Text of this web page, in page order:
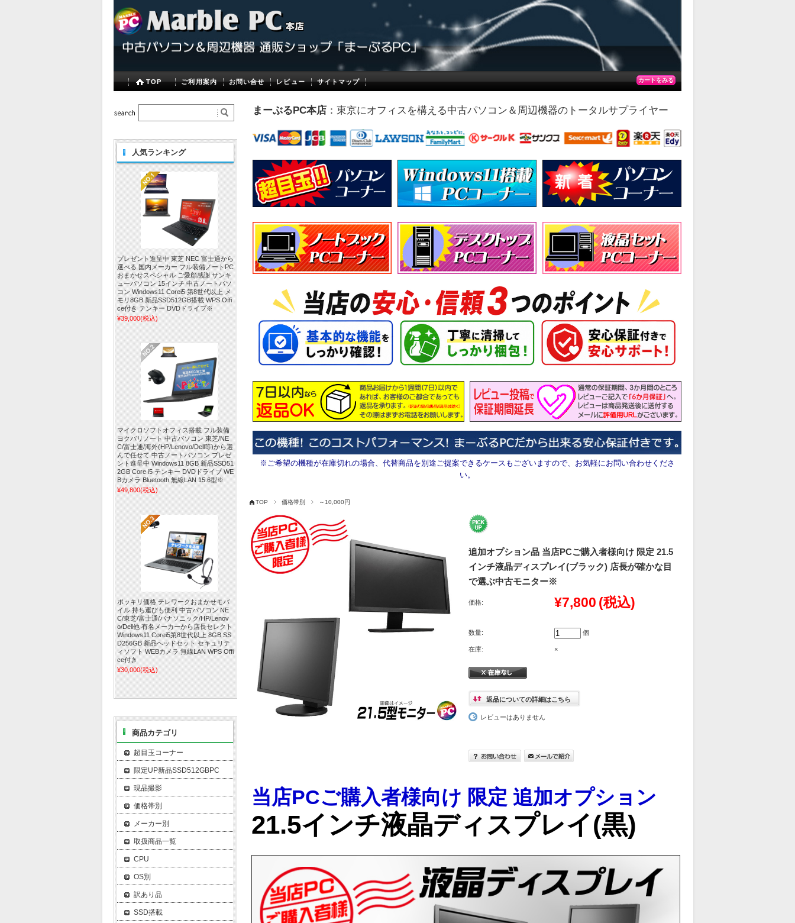
カートをみる
TOP ご利用案内 お問い合せ レビュー サイトマップ
まーぶるPC本店 ：東京にオフィスを構える中古パソコン＆周辺機器のトータルサプライヤー
※ご希望の機種が在庫切れの場合、代替商品を別途ご提案できるケースもございますので、お気軽にお問い合わせくださ
い。
TOP 価格帯別 ～10,000円
追加オプション品 当店PCご購入者様向け 限定 21.5
インチ液晶ディスプレイ(ブラック) 店長が確かな目
で選ぶ中古モニター※
価格: ¥7,800 (税込)
数量: 個
在庫: ×
返品についての詳細はこちら
レビューはありません
当店PCご購入者様向け 限定 追加オプション
21.5インチ液晶ディスプレイ(黒)
人気ランキング
プレゼント進呈中 東芝 NEC 富士通から
選べる 国内メーカー フル装備ノートPC
おまかせスペシャル ご愛顧感謝 サンキ
ューパソコン 15インチ 中古ノートパソ
コン Windows11 Corei5 第8世代以上 メ
モリ8GB 新品SSD512GB搭載 WPS Offi
ce付き テンキー DVDドライブ※
¥39,000(税込)
マイクロソフトオフィス搭載 フル装備
ヨクバリノート 中古パソコン 東芝/NE
C/富士通/海外(HP/Lenovo/Dell等)から選
んで任せて 中古ノートパソコン プレゼ
ント進呈中 Windows11 8GB 新品SSD51
2GB Core i5 テンキー DVDドライブ WE
Bカメラ Bluetooth 無線LAN 15.6型※
¥49,800(税込)
ポッキリ価格 テレワークおまかせモバ
イル 持ち運びも便利 中古パソコン NE
C/東芝/富士通/パナソニック/HP/Lenov
o/Dell他 有名メーカーから店長セレクト
Windows11 Corei5第8世代以上 8GB SS
D256GB 新品ヘッドセット セキュリテ
ィソフト WEBカメラ 無線LAN WPS Offi
ce付き
¥30,000(税込)
商品カテゴリ
超目玉コーナー
限定UP新品SSD512GBPC
現品撮影
価格帯別
メーカー別
取扱商品一覧
CPU
OS別
訳あり品
SSD搭載